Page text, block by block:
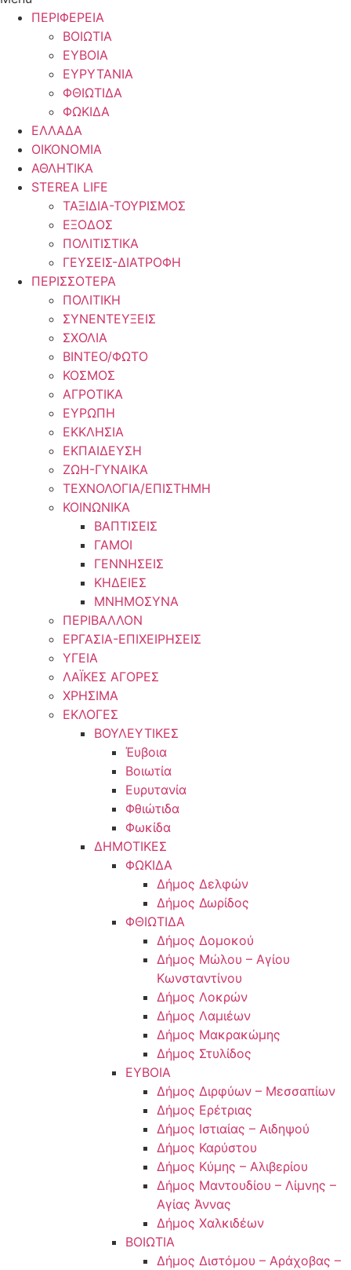
ΠΕΡΙΦΕΡΕΙΑ
ΒΟΙΩΤΙΑ
ΕΥΒΟΙΑ
ΕΥΡΥΤΑΝΙΑ
ΦΘΙΩΤΙΔΑ
ΦΩΚΙΔΑ
ΕΛΛΑΔΑ
ΟΙΚΟΝΟΜΙΑ
ΑΘΛΗΤΙΚΑ
STEREA LIFE
ΤΑΞΙΔΙΑ-ΤΟΥΡΙΣΜΟΣ
ΕΞΟΔΟΣ
ΠΟΛΙΤΙΣΤΙΚΑ
ΓΕΥΣΕΙΣ-ΔΙΑΤΡΟΦΗ
ΠΕΡΙΣΣΟΤΕΡΑ
ΠΟΛΙΤΙΚΗ
ΣΥΝΕΝΤΕΥΞΕΙΣ
ΣΧΟΛΙΑ
ΒΙΝΤΕΟ/ΦΩΤΟ
ΚΟΣΜΟΣ
ΑΓΡΟΤΙΚΑ
ΕΥΡΩΠΗ
ΕΚΚΛΗΣΙΑ
ΕΚΠΑΙΔΕΥΣΗ
ΖΩΗ-ΓΥΝΑΙΚΑ
ΤΕΧΝΟΛΟΓΙΑ/ΕΠΙΣΤΗΜΗ
ΚΟΙΝΩΝΙΚΑ
ΒΑΠΤΙΣΕΙΣ
ΓΑΜΟΙ
ΓΕΝΝΗΣΕΙΣ
ΚΗΔΕΙΕΣ
ΜΝΗΜΟΣΥΝΑ
ΠΕΡΙΒΑΛΛΟΝ
ΕΡΓΑΣΙΑ-ΕΠΙΧΕΙΡΗΣΕΙΣ
ΥΓΕΙΑ
ΛΑΪΚΕΣ ΑΓΟΡΕΣ
ΧΡΗΣΙΜΑ
ΕΚΛΟΓΕΣ
ΒΟΥΛΕΥΤΙΚΕΣ
Έυβοια
Βοιωτία
Ευρυτανία
Φθιώτιδα
Φωκίδα
ΔΗΜΟΤΙΚΕΣ
ΦΩΚΙΔΑ
Δήμος Δελφών
Δήμος Δωρίδος
ΦΘΙΩΤΙΔΑ
Δήμος Δομοκού
Δήμος Μώλου – Αγίου
Κωνσταντίνου
Δήμος Λοκρών
Δήμος Λαμιέων
Δήμος Μακρακώμης
Δήμος Στυλίδος
ΕΥΒΟΙΑ
Δήμος Διρφύων – Μεσσαπίων
Δήμος Ερέτριας
Δήμος Ιστιαίας – Αιδηψού
Δήμος Καρύστου
Δήμος Κύμης – Αλιβερίου
Δήμος Μαντουδίου – Λίμνης –
Αγίας Άννας
Δήμος Χαλκιδέων
ΒΟΙΩΤΙΑ
Δήμος Διστόμου – Αράχοβας –